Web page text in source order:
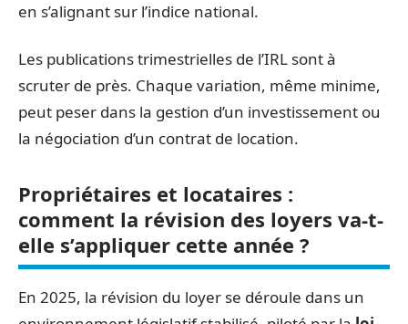
en s’alignant sur l’indice national.
Les publications trimestrielles de l’IRL sont à
scruter de près. Chaque variation, même minime,
peut peser dans la gestion d’un investissement ou
la négociation d’un contrat de location.
Propriétaires et locataires :
comment la révision des loyers va-t-
elle s’appliquer cette année ?
En 2025, la révision du loyer se déroule dans un